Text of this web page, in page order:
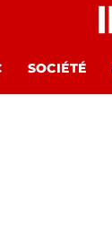
SOCIÉTÉ